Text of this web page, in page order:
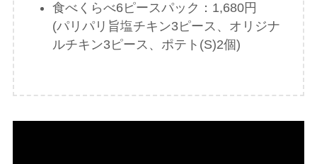
食べくらべ6ピースパック：1,680円
(パリパリ旨塩チキン3ピース、オリジナ
ルチキン3ピース、ポテト(S)2個)